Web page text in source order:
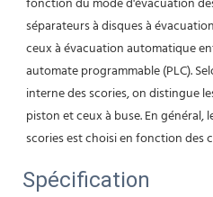
séparateurs à disques à
ceux à évacuation automatique
automate programmable (PLC).
interne des scories, on distingue
piston et ceux à buse. En général,
scories est choisi en fonction des
Spécification